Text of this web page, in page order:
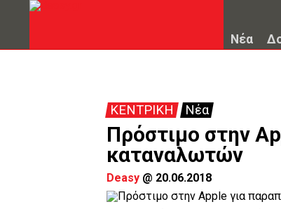
Νέα
ΚΕΝΤΡΙΚΗ Νέα
Πρόστιμο στην
καταναλωτών
Deasy @ 20.06.2018